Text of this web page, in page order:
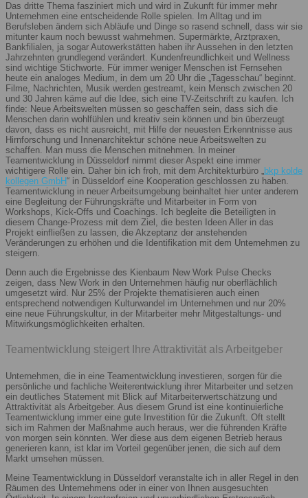
Das dritte Thema fasziniert mich und wird in Zukunft für immer mehr
Unternehmen eine entscheidende Rolle spielen. Im Alltag und im
Berufsleben ändern sich Abläufe und Dinge so rasend schnell, dass wir sie
mitunter kaum noch bewusst wahrnehmen. Supermärkte, Arztpraxen,
Bankfilialen, ja sogar Autowerkstätten haben ihr Aussehen in den letzten
Jahrzehnten grundlegend verändert. Kundenfreundlichkeit und Wellness
sind wichtige Stichworte. Für immer weniger Menschen ist Fernsehen
heute ein analoges Medium, in dem um 20 Uhr die „Tagesschau“ beginnt.
Filme, Nachrichten, Musik werden gestreamt, kein Mensch zwischen 20
und 30 Jahren käme auf die Idee, sich eine TV-Zeitschrift zu kaufen. Ich
finde: Neue Arbeitswelten müssen so geschaffen sein, dass sich die
Menschen darin wohlfühlen und kreativ sein können und bin überzeugt
davon, dass es nicht ausreicht, mit Hilfe der neuesten Erkenntnisse aus
Hirnforschung und Innenarchitektur schöne neue Arbeitswelten zu
schaffen. Man muss die Menschen mitnehmen. In meiner
Teamentwicklung in Düsseldorf nimmt dieser Aspekt eine immer
wichtigere Rolle ein. Daher bin ich froh, mit dem Architekturbüro „bkp kolde
kollegen GmbH“ in Düsseldorf eine Kooperation geschlossen zu haben.
Teamentwicklung in neuer Arbeitsumgebung beinhaltet hier unter anderem
eine Begleitung der Führungskräfte und Mitarbeiter in Form von
Workshops, Kick-Offs und Coachings. Ich begleite die Beteiligten in
diesem Change-Prozess mit dem Ziel, die besten Ideen Aller in das
Projekt einfließen zu lassen, die Akzeptanz der anstehenden
Veränderungen zu erhöhen und die Identifikation mit dem Unternehmen zu
steigern.
Denn auch die Ergebnisse des Kienbaum New Work Pulse Checks
zeigen, dass New Work in den Unternehmen häufig nur oberflächlich
umgesetzt wird. Nur 25% der Projekte thematisieren auch einen
entsprechend notwendigen Kulturwandel im Unternehmen und nur 20%
eine neue Führungskultur, in der Mitarbeiter mehr Mitgestaltungs- und
Mitwirkungsmöglichkeiten erhalten.
Teamentwicklung steigert Ihre Attraktivität als Arbeitgeber
Unternehmen, die in eine Teamentwicklung investieren, sorgen für die
persönliche und fachliche Weiterentwicklung ihrer Mitarbeiter und setzen
ein deutliches Statement mit Blick auf Mitarbeiterwertschätzung und
Attraktivität als Arbeitgeber. Aus diesem Grund ist eine kontinuierliche
Teamentwicklung immer eine gute Investition für die Zukunft. Oft stellt
sich im Rahmen der Maßnahme auch heraus, wer die führenden Kräfte
von morgen sein könnten. Wer diese aus dem eigenen Betrieb heraus
generieren kann, ist klar im Vorteil gegenüber jenen, die sich auf dem
Markt umsehen müssen.
Meine Teamentwicklung in Düsseldorf veranstalte ich in aller Regel in den
Räumen des Unternehmens oder in einer von Ihnen ausgesuchten